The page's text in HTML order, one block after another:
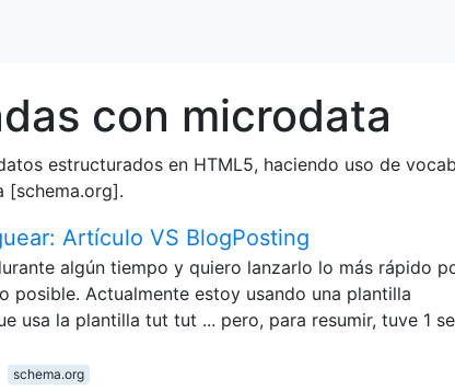
con microdata
estructurados en HTML5, haciendo uso de
[schema.org].
Artículo VS BlogPosting
algún tiempo y quiero lanzarlo lo más rápido
posible. Actualmente estoy usando una plantilla
usa la plantilla tut tut ... pero, para resumir, tuve 1
schema.org